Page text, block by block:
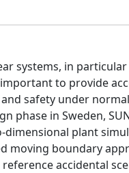
systems, in particular
to provide
safety under
in Sweden,
plant
boundary
accidental